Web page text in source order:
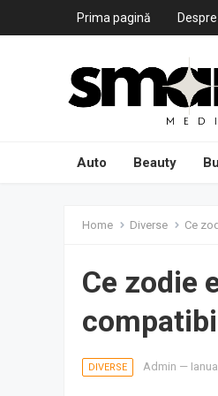
Prima pagină
Auto Beauty
Home Diverse Ce
Ce zodie
DIVERSE Admin —